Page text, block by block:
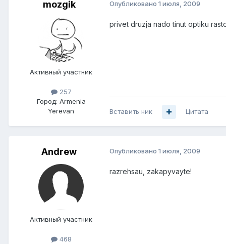
mozgik
Активный участник
257
Город: Armenia
Yerevan
Опубликовано 1 июля, 2009
privet druzja nado tinut optiku
Вставить ник Цитата
Andrеw
Активный участник
468
Опубликовано 1 июля, 2009
razrehsau, zakapyvayte!